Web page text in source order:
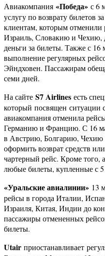
Авиакомпания «Победа» с 6
услугу по возврату билетов
клиентам, которым
Израиль, Словакию и Чехию,
деньги за билеты. Также с 16
выполнение регулярных
Эйндховен. Пассажирам
семи дней.
На сайте S7 Airlines есть
который посвящен ситуации
авиакомпания отменила
Германию и Францию. С 16
в Австрию, Болгарию,
оформить возврат средств
чартерный рейс. Кроме того,
любые билеты, купленные с 5
«Уральские авиалинии» 13
рейсы в города Италии,
Израиля, Китая, Индии до
пассажиры отмененных
билеты.
Utair приостанавливает